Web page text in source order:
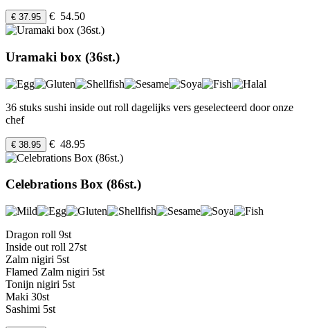
€ 37.95 € 54.50
Uramaki box (36st.)
36 stuks sushi inside out roll dagelijks vers geselecteerd door onze
chef
€ 38.95 € 48.95
Celebrations Box (86st.)
Dragon roll 9st
Inside out roll 27st
Zalm nigiri 5st
Flamed Zalm nigiri 5st
Tonijn nigiri 5st
Maki 30st
Sashimi 5st